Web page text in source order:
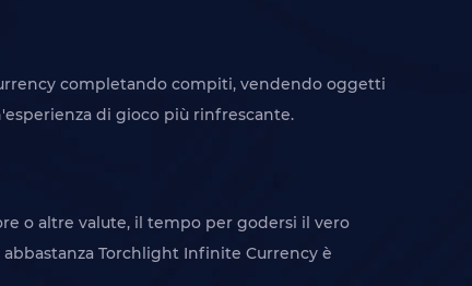
completando compiti, vendendo oggetti
di gioco più rinfrescante.
o altre valute, il tempo per godersi il vero
Torchlight Infinite Currency è